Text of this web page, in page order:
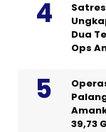
Dua
Ops
39,73